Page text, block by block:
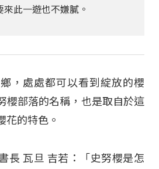
此一遊也不嫌膩。
，處處都可以看到綻放的櫻
櫻部落的名稱，也是取自於這
花的特色。
長 瓦旦 吉若：「史努櫻是怎